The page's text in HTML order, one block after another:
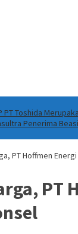
Toshida
Penerima
PT Hoffmen